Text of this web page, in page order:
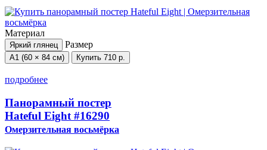
Материал
Яркий глянец Размер
А1 (60 × 84 см) Купить 710 р.
подробнее
Панорамный постер
Hateful Eight #16290
Омерзительная восьмёрка